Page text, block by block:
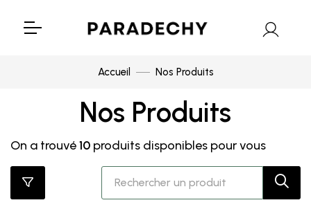
Accueil Nos Produits
Nos Produits
On a trouvé10 produits disponibles pour vous